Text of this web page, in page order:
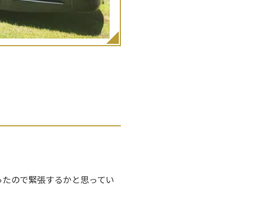
ので緊張するかと思ってい